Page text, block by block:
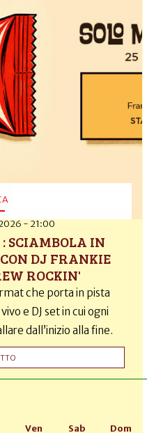
- 21:00
SCIAMBOLA IN
CON DJ FRANKIE
ROCKIN'
che porta in pista
e DJ set in cui ogni
dall’inizio alla fine.
Ven Sab Dom